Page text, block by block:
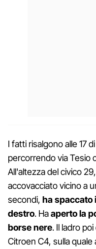
I fatti risalgono alle 17
percorrendo via Tesio
All'altezza del civico
accovacciato vicino a
secondi, ha spaccato
destro. Haaperto la
borse nere. Il ladro
Citroen C4, sulla